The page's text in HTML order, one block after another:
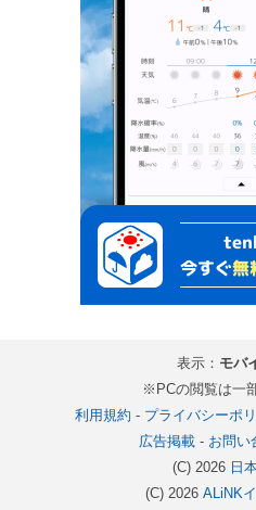
表示： モバ
※PCの閲覧は一
利用規約 - プライバシーポ
広告掲載- お問い
(C) 2026 日
(C) 2026 ALiNK